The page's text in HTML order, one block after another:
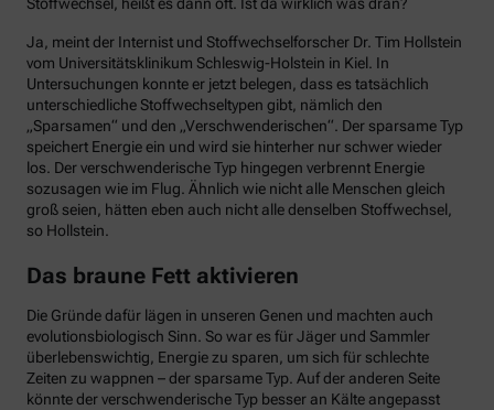
Stoffwechsel, heißt es dann oft. Ist da wirklich was dran?
Ja, meint der Internist und Stoffwechselforscher Dr. Tim Hollstein
vom Universitätsklinikum Schleswig-Holstein in Kiel. In
Untersuchungen konnte er jetzt belegen, dass es tatsächlich
unterschiedliche Stoffwechseltypen gibt, nämlich den
„Sparsamen“ und den „Verschwenderischen“. Der sparsame Typ
speichert Energie ein und wird sie hinterher nur schwer wieder
los. Der verschwenderische Typ hingegen verbrennt Energie
sozusagen wie im Flug. Ähnlich wie nicht alle Menschen gleich
groß seien, hätten eben auch nicht alle denselben Stoffwechsel,
so Hollstein.
Das braune Fett aktivieren
Die Gründe dafür lägen in unseren Genen und machten auch
evolutionsbiologisch Sinn. So war es für Jäger und Sammler
überlebenswichtig, Energie zu sparen, um sich für schlechte
Zeiten zu wappnen – der sparsame Typ. Auf der anderen Seite
könnte der verschwenderische Typ besser an Kälte angepasst